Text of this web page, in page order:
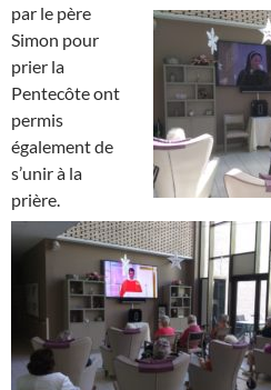
par le père
Simon pour
prier la
Pentecôte ont
permis
également de
s’unir à la
prière.